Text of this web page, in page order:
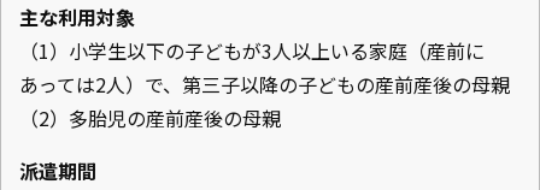
主な利用対象
（1）小学生以下の子どもが3人以上いる家庭（産前に
あっては2人）で、第三子以降の子どもの産前産後の母親
（2）多胎児の産前産後の母親
派遣期間